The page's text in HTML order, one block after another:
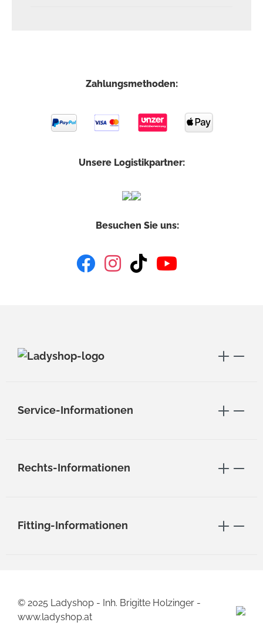
Zahlungsmethoden:
Unsere Logistikpartner:
Besuchen Sie uns:
Service-Informationen
Rechts-Informationen
Fitting-Informationen
© 2025 Ladyshop - Inh. Brigitte Holzinger -
www.ladyshop.at